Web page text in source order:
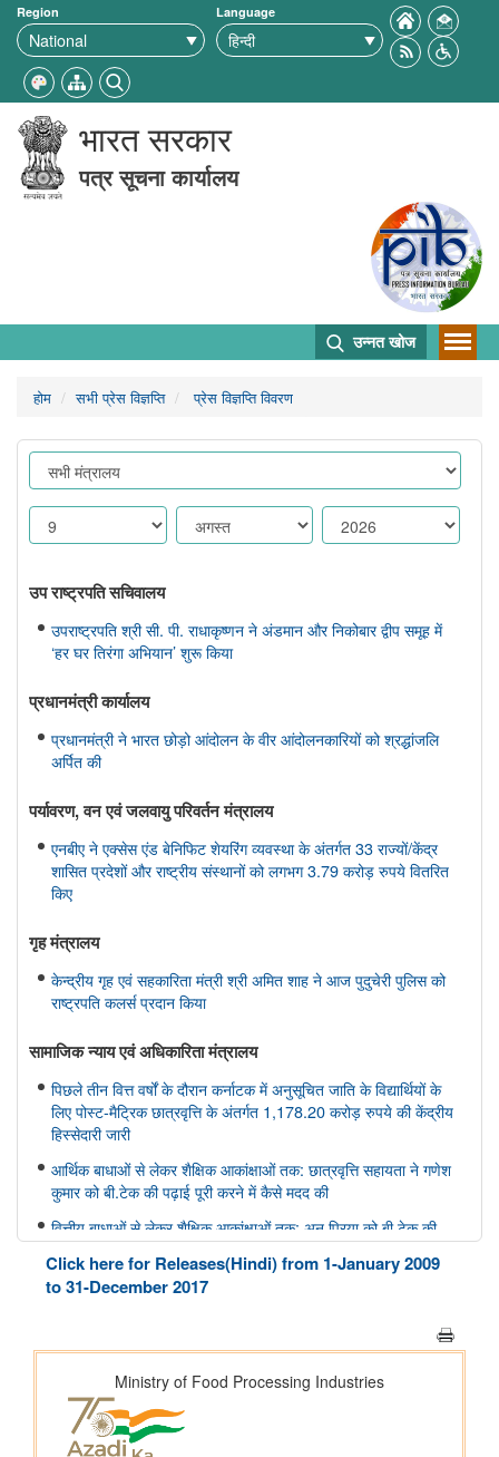
Region Language
भारत सरकार
पत्र सूचना कार्यालय
उन्नत खोज
होम सभी प्रेस विज्ञप्ति प्रेस विज्ञप्ति विवरण
उप राष्ट्रपति सचिवालय
उपराष्ट्रपति श्री सी. पी. राधाकृष्णन ने अंडमान और निकोबार द्वीप समूह में
‘हर घर तिरंगा अभियान’ शुरू किया
प्रधानमंत्री कार्यालय
प्रधानमंत्री ने भारत छोड़ो आंदोलन के वीर आंदोलनकारियों को श्रद्धांजलि
अर्पित की
पर्यावरण, वन एवं जलवायु परिवर्तन मंत्रालय
एनबीए ने एक्सेस एंड बेनिफिट शेयरिंग व्यवस्था के अंतर्गत 33 राज्यों/केंद्र
शासित प्रदेशों और राष्ट्रीय संस्थानों को लगभग 3.79 करोड़ रुपये वितरित
किए
गृह मंत्रालय
केन्द्रीय गृह एवं सहकारिता मंत्री श्री अमित शाह ने आज पुदुचेरी पुलिस को
राष्ट्रपति कलर्स प्रदान किया
सामाजिक न्‍याय एवं अधिकारिता मंत्रालय
पिछले तीन वित्त वर्षों के दौरान कर्नाटक में अनुसूचित जाति के विद्यार्थियों के
लिए पोस्ट-मैट्रिक छात्रवृत्ति के अंतर्गत 1,178.20 करोड़ रुपये की केंद्रीय
हिस्सेदारी जारी
आर्थिक बाधाओं से लेकर शैक्षिक आकांक्षाओं तक: छात्रवृत्ति सहायता ने गणेश
कुमार को बी.टेक की पढ़ाई पूरी करने में कैसे मदद की
वित्तीय बाधाओं से लेकर शैक्षिक आकांक्षाओं तक: अनु प्रिया को बी.टेक की
पढ़ाई पूरी करने में छात्रवृत्ति सहायता ने कैसे मदद की
वित्तीय बाधाओं से लेकर तकनीकी आकांक्षाओं तक: यारा महेश को बी.टेक की
अन्य
केंद्रीकृत जन शिकायत निवारण और निगरानी प्रणाली (सीपीग्राम)
Click here for Releases(Hindi) from 1-January 2009
to 31-December 2017